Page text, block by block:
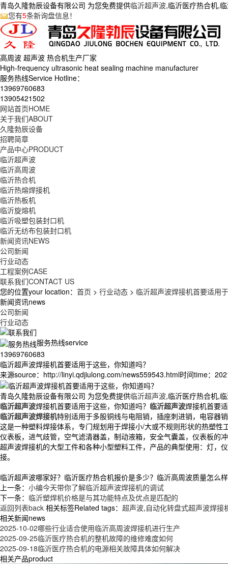
青岛久隆勃辰设备有限公司 为您免费提供临沂超声波,临沂医疗热合机,
您有5条新询盘信息！
高周波 超声波 热合机生产厂家
High-frequency ultrasonic heat sealing machine manufacturer
服务热线Service Hotline：
13969760683
13905421502
网站首页HOME
关于我们ABOUT
久隆勃辰设备
招聘简章
产品中心PRODUCT
临沂超声波
临沂高周波
临沂热合机
临沂热熔焊接机
临沂热板机
临沂旋熔机
临沂吸塑包装封口机
临沂无纺布包装封口机
新闻资讯NEWS
公司新闻
行业动态
工程案例CASE
联系我们CONTACT US
您的位置your location： 首页 > 行业动态 > 临沂超声波焊接机首要适用
新闻资讯news
公司新闻
行业动态
服务热线service
13969760683
临沂超声波焊接机首要适用于这些，你知道吗？
来源source：http://linyi.qdjiulong.com/news559543.html时间time：
青岛久隆勃辰设备有限公司 为您免费提供临沂超声波,临沂医疗热合机,
临沂超声波焊接机首要适用于这些，你知道吗？ 临沂超声波焊接机首要
临沂超声波焊接机特别适用于多股铜线与电阻销，插座刺进销，电容器
这是一种塑料焊接体系，专门规划用于焊接小/大或不规则形状的热塑
仪表板，进气歧管，空气滤清器盖，制动液箱，安全气囊盖，仪表板的
超声波焊接机的大型工件和各种小型塑料工件，产品的典型使用：灯，
接。
临沂超声波哪家好？临沂医疗热合机报价是多少？临沂高周波质量怎
上一条： 小编今天带你了解临沂超声波焊接机的调试
下一条： 临沂塑焊机价格是与其功能特点及优点是匹配的
返回列表back 相关标签Related tags： 超声波,自动化转盘式超声波焊接
相关新闻news
2025-10-02哪些行业适合使用临沂高周波焊接机进行生产
2025-09-25临沂医疗热合机的整机故障的维修难度如何
2025-09-18临沂医疗热合机的电源相关故障具体如何解决
相关产品product